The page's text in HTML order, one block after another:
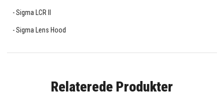
Sigma LCR II
Sigma Lens Hood
Relaterede Produkter